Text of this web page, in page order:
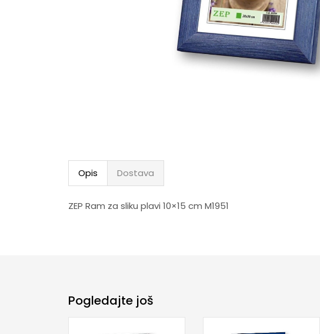
Opis Dostava
ZEP Ram za sliku plavi 10×15 cm M1951
Pogledajte još